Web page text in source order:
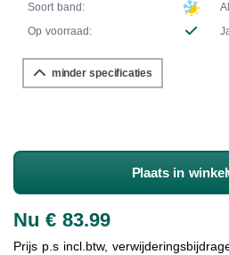
Soort band:
Op voorraad:
minder specificaties
Plaats in
Nu € 83.99
Prijs p.s incl.btw,